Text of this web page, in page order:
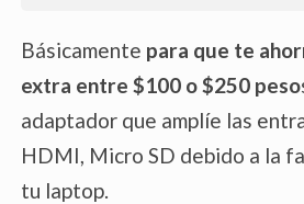
indiquen la presencia de
enfriamiento.
Especificaciones de
Básicamente para que te
extra entre $100 o $250 peso
adaptador que amplíe las
HDMI, Micro SD debido a la
tu laptop.